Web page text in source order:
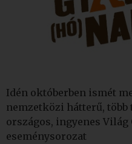
Idén októberben ismét
nemzetközi hátterű, több
országos, ingyenes Világ
eseménysorozat